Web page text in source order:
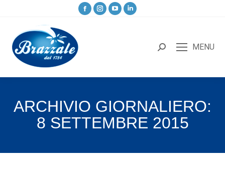
MENU
ARCHIVIO GIORNALIERO:
8 SETTEMBRE 2015